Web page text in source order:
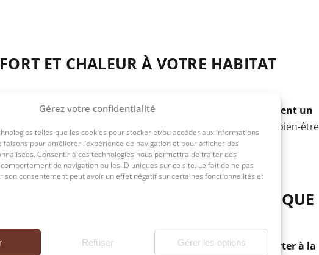
Gérez votre confidentialité
telles que les cookies pour stocker et/ou accéder aux informations
faisons pour améliorer l’expérience de navigation et pour afficher des
Consentir à ces technologies nous permettra de traiter des
de navigation ou les ID uniques sur ce site. Le fait de ne pas
son consentement peut avoir un effet négatif sur certaines fonctionnalités et
Refuser Gérer les options
ET CHALEUR À VOTRE HABITAT
une chaleur intense au sol, ce qui procure également un
unique dans une habitation.
Vous ne ressentirez un tel bien-être
en bois.
L’ISOLATION THERMIQUE ET PHONIQUE
un sol en bois est très efficace pour vous apporter à la